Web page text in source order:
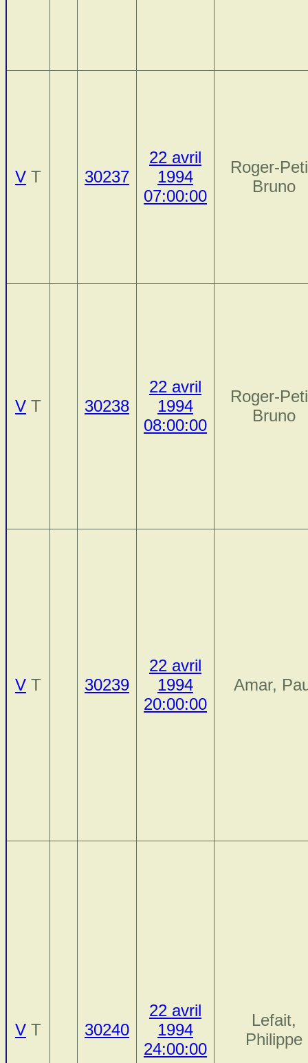
V T 30237
22 avril
1994
07:00:00
Roger-
Bruno
V T 30238
22 avril
1994
08:00:00
Roger-
Bruno
V T 30239
22 avril
1994
20:00:00
Amar,
V T 30240
22 avril
1994
24:00:00
Lefait,
Philippe